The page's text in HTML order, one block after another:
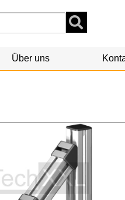
Über uns